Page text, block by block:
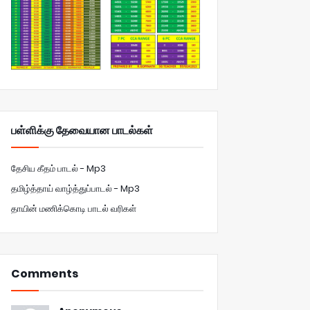
பள்ளிக்கு தேவையான பாடல்கள்
தேசிய கீதம் பாடல் - Mp3
தமிழ்த்தாய் வாழ்த்துப்பாடல் - Mp3
தாயின் மணிக்கொடி பாடல் வரிகள்
Comments